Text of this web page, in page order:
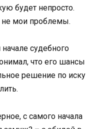
будет непросто.
не мои проблемы.
судебного
что его шансы
решение по иску
с самого начала